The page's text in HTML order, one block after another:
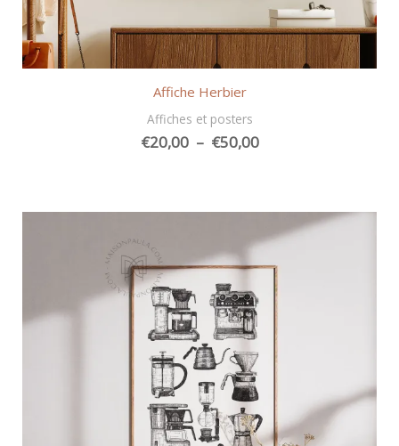
Affiche Herbier
Affiches et posters
€20,00 – €50,00Plage
à
€50,00